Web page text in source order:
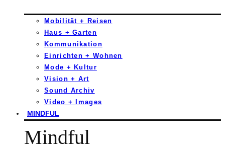
Mobilität + Reisen
Haus + Garten
Kommunikation
Einrichten + Wohnen
Mode + Kultur
Vision + Art
Sound Archiv
Video + Images
MINDFUL
Mindful